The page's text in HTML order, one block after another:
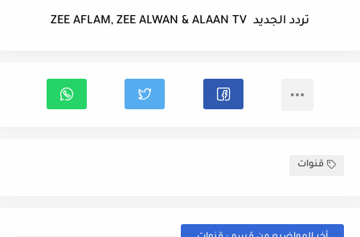
تردد الجديد ZEE AFLAM, ZEE ALWAN & ALAAN TV
قنوات